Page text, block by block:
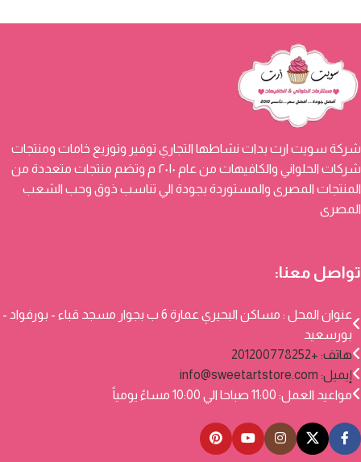
شركة سويت ارت بدات نشاطها التجاري توفير وتوزيع خامات ومنتجات
شركات الحلواني والكافيهات من عام ٢٠١٠ م وتضم منتجات متعددة من
المنتجات المصرى والمستوردة بجودة الي تناسب ذوق وحب الشعب
المصرى
تواصل معنا:
عنوان المحل : مساكن البحيري عمارة 6 ب بجوار مسجد قباء - بورفواد -
بورسعيد
هاتف: +201200778252
إيميل: info@sweetartstore.com
مواعيد العمل: 11:00 صباحا الي 10:00 مساءً يومياً